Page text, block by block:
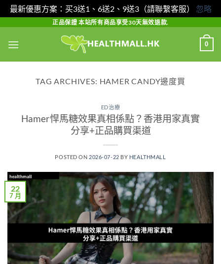
最新優惠方案：买3送1、6送2、9送3（請聯繫客服） 忽略
content
正品保證 本站所有商品享受30天無效退款.
0
TAG ARCHIVES: HAMER CANDY邊度買
ED治療
Hamer悍馬糖效果真相係點？香港用家真實
分享+正品購買渠道
POSTED ON 2026-07-22 BY HEALTHMALL
22
7 月